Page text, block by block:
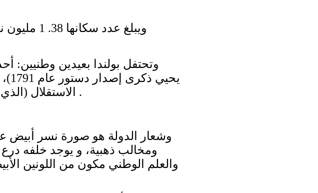
ويبلغ
الاستقلال (الذي يحيي ذكرى استعادة الاستقلال في عام 1918) .
وشعار الدولة هو صورة نسر أبيض
ومخالب ذهبية، و يوجد خلفه
والعلم الوطني مكون من اللونين